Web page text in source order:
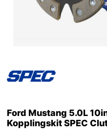
Ford Mustang 5.0L
Kopplingskit SPEC